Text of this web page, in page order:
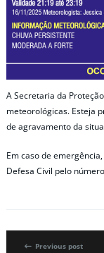
A Secretaria da
meteorológicas. Esteja
de agravamento da
Em caso de
Defesa Civil pelo
Previous post